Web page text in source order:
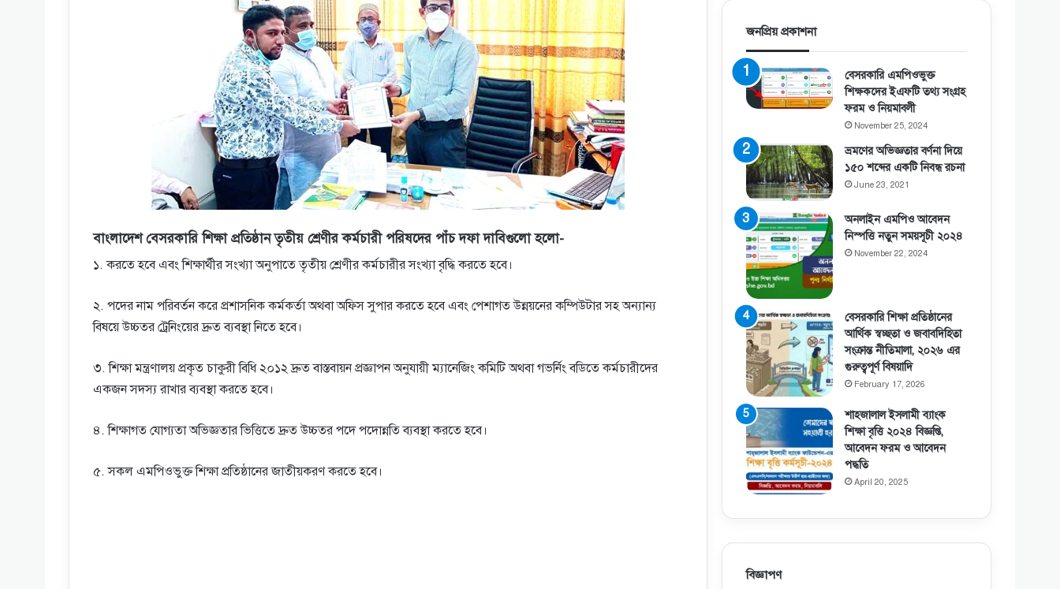
বাংলাদেশ বেসরকারি শিক্ষা প্রতিষ্ঠান তৃতীয় শ্রেণীর কর্মচারী পরিষদের পাঁচ দফা দাবিগুলো হলো-
১. করতে হবে এবং শিক্ষার্থীর সংখ্যা অনুপাতে তৃতীয় শ্রেণীর কর্মচারীর সংখ্যা বৃদ্ধি করতে হবে।
২. পদের নাম পরিবর্তন করে প্রশাসনিক কর্মকর্তা অথবা অফিস সুপার করতে হবে এবং পেশাগত উন্নয়নের কম্পিউটার সহ অন্যান্য
বিষয়ে উচ্চতর ট্রেনিংয়ের দ্রুত ব্যবস্থা নিতে হবে।
৩. শিক্ষা মন্ত্রণালয় প্রকৃত চাকুরী বিধি ২০১২ দ্রুত বাস্তবায়ন প্রজ্ঞাপন অনুযায়ী ম্যানেজিং কমিটি অথবা গভর্নিং বডিতে কর্মচারীদের
একজন সদস্য রাখার ব্যবস্থা করতে হবে।
৪. শিক্ষাগত যোগ্যতা অভিজ্ঞতার ভিত্তিতে দ্রুত উচ্চতর পদে পদোন্নতি ব্যবস্থা করতে হবে।
৫. সকল এমপিওভুক্ত শিক্ষা প্রতিষ্ঠানের জাতীয়করণ করতে হবে।
জনপ্রিয় প্রকাশনা
বেসরকারি এমপিওভুক্ত
শিক্ষকদের ইএফটি তথ্য সংগ্রহ
ফরম ও নিয়মাবলী
November 25, 2024
ভ্রমণের অভিজ্ঞতার বর্ণনা দিয়ে
১৫০ শব্দের একটি নিবন্ধ রচনা
June 23, 2021
অনলাইন এমপিও আবেদন
নিস্পত্তি নতুন সময়সূচী ২০২৪
November 22, 2024
বেসরকারি শিক্ষা প্রতিষ্ঠানের
আর্থিক স্বচ্ছতা ও জবাবদিহিতা
সংক্রান্ত নীতিমালা, ২০২৬ এর
গুরুত্বপূর্ণ বিষয়াদি
February 17, 2026
শাহজালাল ইসলামী ব্যাংক
শিক্ষা বৃত্তি ২০২৪ বিজ্ঞপ্তি,
আবেদন ফরম ও আবেদন
পদ্ধতি
April 20, 2025
বিজ্ঞাপণ